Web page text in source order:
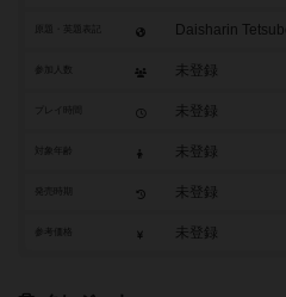
Daisharin
参加人数 未登録
未登録
未登録
未登録
参考価格 未登録